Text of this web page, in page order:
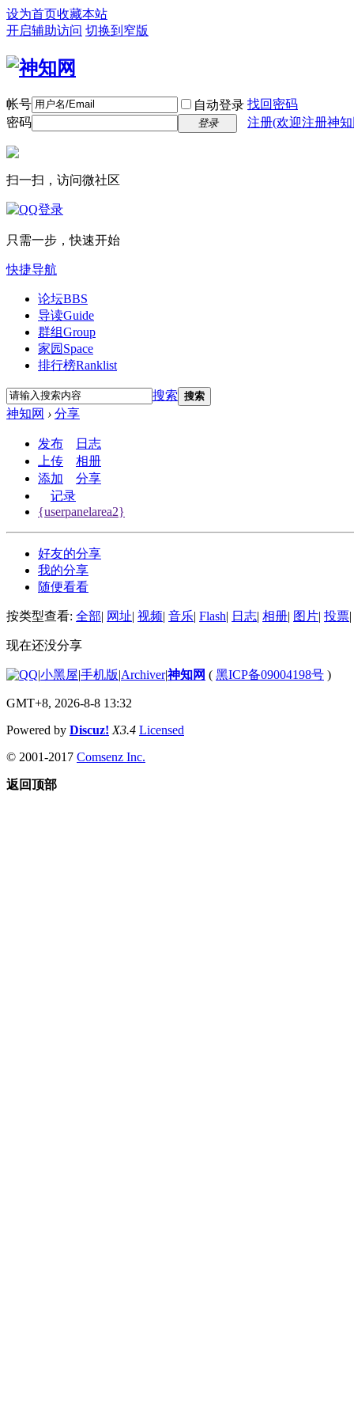
设为首页收藏本站
开启辅助访问 切换到窄版
帐号 自动登录 找回密码
密码
登录 注册(欢迎注册神
扫一扫，访问微社区
只需一步，快速开始
快捷导航
论坛BBS
导读Guide
群组Group
家园 Space
排行榜Ranklist
搜索 搜索
神知网 › 分享
发布
日志
上传
相册
添加
分享
记录
{userpanelarea2}
好友的分享
我的分享
随便看看
按类型查看: 全部| 网址| 视频| 音乐| Flash| 日志| 相册| 图片| 投票|
现在还没分享
|小黑屋|手机版|Archiver|神知网 ( 黑ICP备09004198号 )
GMT+8, 2026-8-8 13:32
Powered by Discuz! X3.4 Licensed
© 2001-2017 Comsenz Inc.
返回顶部